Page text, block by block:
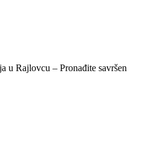
u Rajlovcu – Pronađite savršen